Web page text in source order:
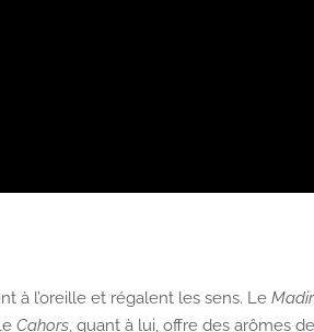
à l’oreille et régalent les sens. Le
Cahors, quant à lui, offre des arômes de